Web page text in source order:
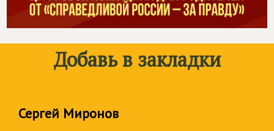
Добавь в закладки
Сергей Миронов